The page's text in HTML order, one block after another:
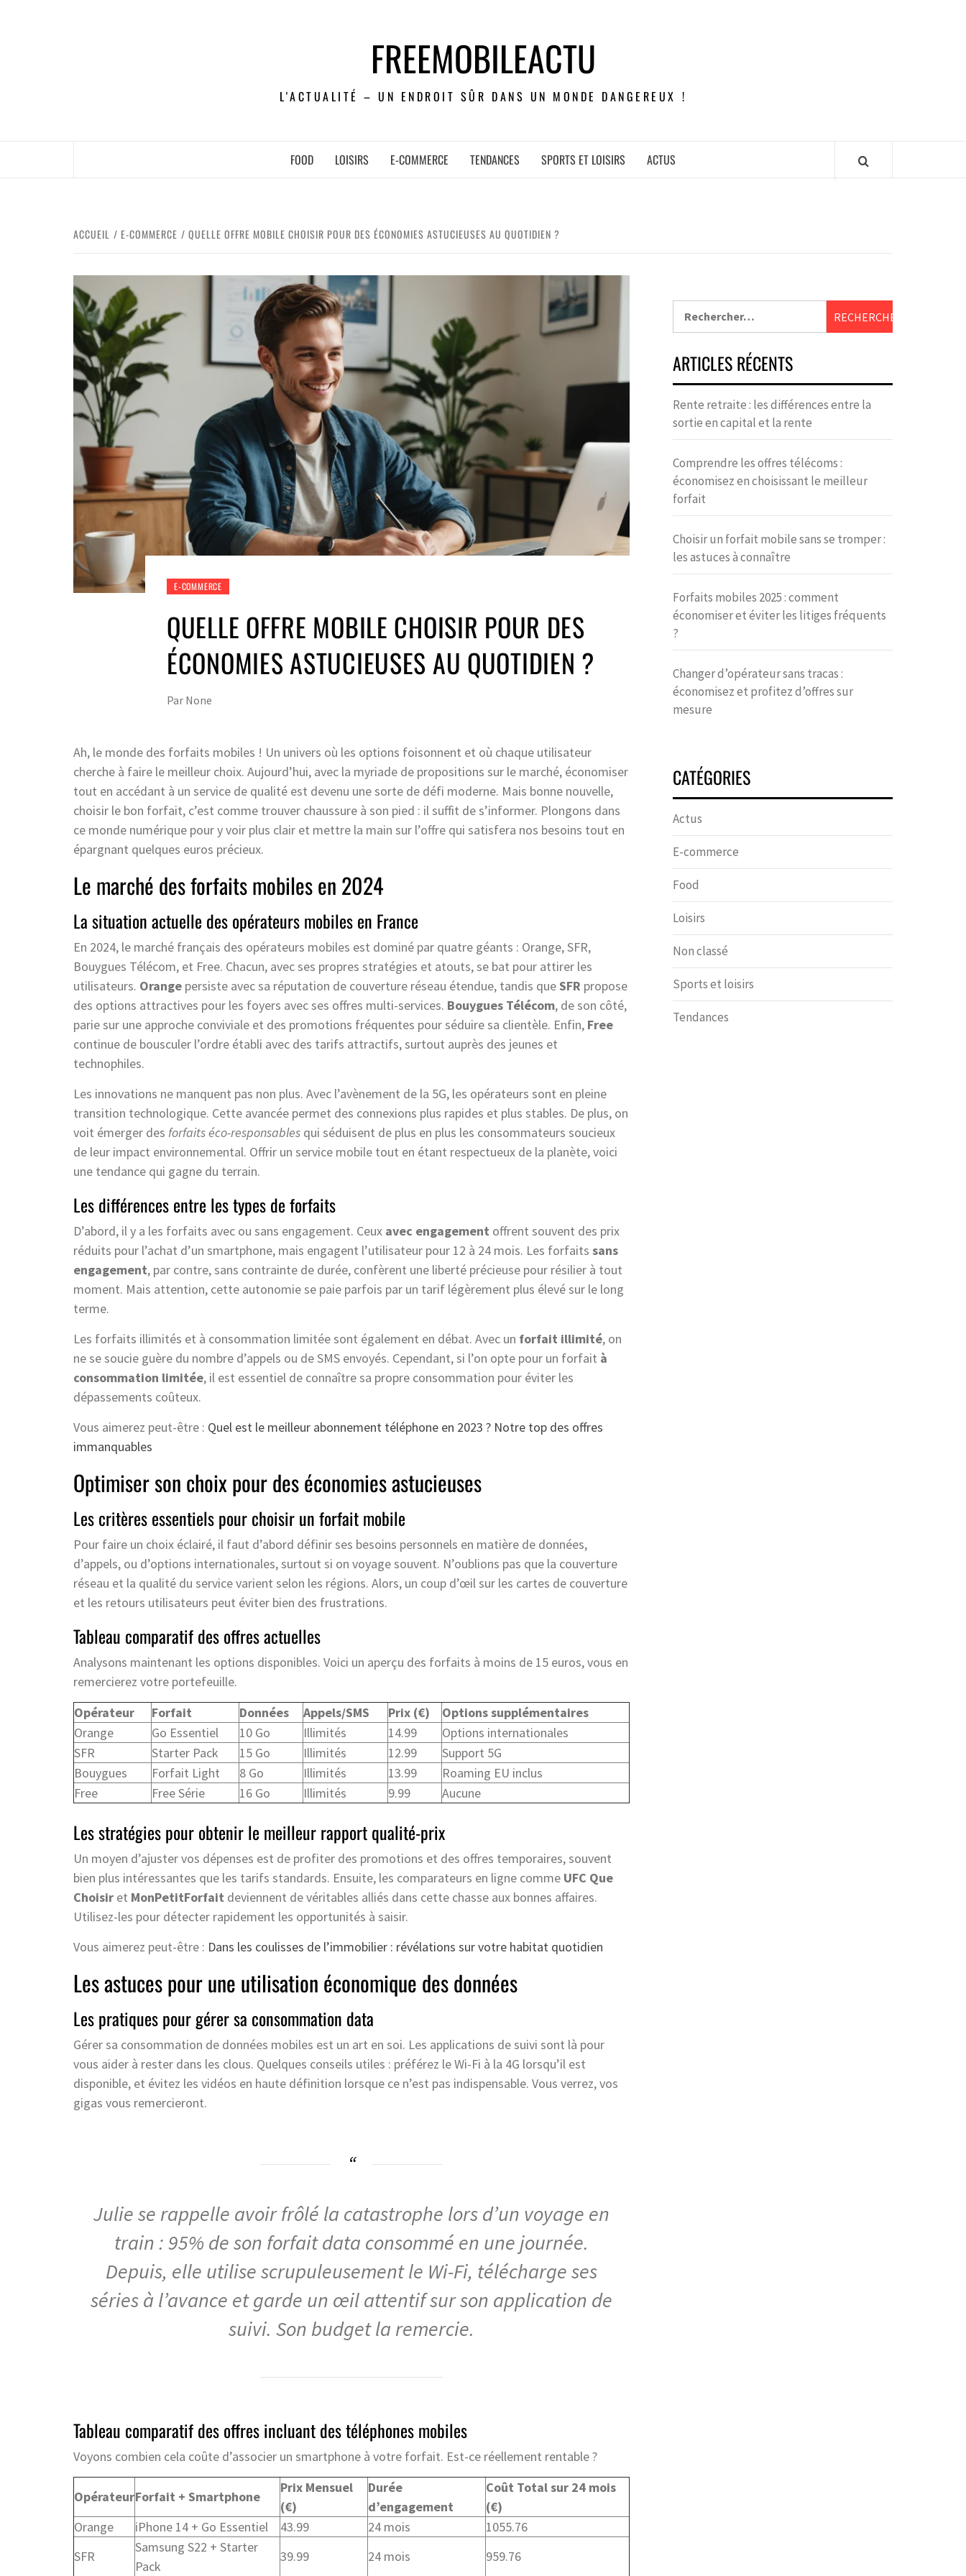
FREEMOBILEACTU
L'ACTUALITÉ – UN ENDROIT SÛR DANS UN MONDE DANGEREUX !
FOOD LOISIRS E-COMMERCE TENDANCES SPORTS ET LOISIRS ACTUS
ACCUEIL E-COMMERCE QUELLE OFFRE MOBILE CHOISIR POUR DES ÉCONOMIES ASTUCIEUSES AU QUOTIDIEN ?
E-COMMERCE
QUELLE OFFRE MOBILE CHOISIR POUR DES
ÉCONOMIES ASTUCIEUSES AU QUOTIDIEN ?
Par None
Ah, le monde des forfaits mobiles ! Un univers où les options foisonnent et où chaque utilisateur
cherche à faire le meilleur choix. Aujourd’hui, avec la myriade de propositions sur le marché, économiser
tout en accédant à un service de qualité est devenu une sorte de défi moderne. Mais bonne nouvelle,
choisir le bon forfait, c’est comme trouver chaussure à son pied : il suffit de s’informer. Plongons dans
ce monde numérique pour y voir plus clair et mettre la main sur l’offre qui satisfera nos besoins tout en
épargnant quelques euros précieux.
Le marché des forfaits mobiles en 2024
La situation actuelle des opérateurs mobiles en France
En 2024, le marché français des opérateurs mobiles est dominé par quatre géants : Orange, SFR,
Bouygues Télécom, et Free. Chacun, avec ses propres stratégies et atouts, se bat pour attirer les
utilisateurs. Orange persiste avec sa réputation de couverture réseau étendue, tandis queSFR propose
des options attractives pour les foyers avec ses offres multi-services. Bouygues Télécom, de son côté,
parie sur une approche conviviale et des promotions fréquentes pour séduire sa clientèle. Enfin, Free
continue de bousculer l’ordre établi avec des tarifs attractifs, surtout auprès des jeunes et
technophiles.
Les innovations ne manquent pas non plus. Avec l’avènement de la 5G, les opérateurs sont en pleine
transition technologique. Cette avancée permet des connexions plus rapides et plus stables. De plus, on
voit émerger des forfaits éco-responsables qui séduisent de plus en plus les consommateurs soucieux
de leur impact environnemental. Offrir un service mobile tout en étant respectueux de la planète, voici
une tendance qui gagne du terrain.
Les différences entre les types de forfaits
D’abord, il y a les forfaits avec ou sans engagement. Ceux avec engagement offrent souvent des prix
réduits pour l’achat d’un smartphone, mais engagent l’utilisateur pour 12 à 24 mois. Les forfaits sans
engagement, par contre, sans contrainte de durée, confèrent une liberté précieuse pour résilier à tout
moment. Mais attention, cette autonomie se paie parfois par un tarif légèrement plus élevé sur le long
terme.
Les forfaits illimités et à consommation limitée sont également en débat. Avec un forfait illimité, on
ne se soucie guère du nombre d’appels ou de SMS envoyés. Cependant, si l’on opte pour un forfait à
consommation limitée, il est essentiel de connaître sa propre consommation pour éviter les
dépassements coûteux.
Vous aimerez peut-être : Quel est le meilleur abonnement téléphone en 2023 ? Notre top des offres
immanquables
Optimiser son choix pour des économies astucieuses
Les critères essentiels pour choisir un forfait mobile
Pour faire un choix éclairé, il faut d’abord définir ses besoins personnels en matière de données,
d’appels, ou d’options internationales, surtout si on voyage souvent. N’oublions pas que la couverture
réseau et la qualité du service varient selon les régions. Alors, un coup d’œil sur les cartes de couverture
et les retours utilisateurs peut éviter bien des frustrations.
Tableau comparatif des offres actuelles
Analysons maintenant les options disponibles. Voici un aperçu des forfaits à moins de 15 euros, vous en
remercierez votre portefeuille.
Opérateur
Forfait Données Appels/SMS Prix (€)
Options supplémentaires
Orange
Go Essentiel 10 Go Illimités 14.99
Options internationales
SFR
Starter Pack 15 Go Illimités 12.99
Support 5G
Bouygues
Forfait Light 8 Go Illimités 13.99
Roaming EU inclus
Free
Free Série 16 Go Illimités 9.99 Aucune
Les stratégies pour obtenir le meilleur rapport qualité-prix
Un moyen d’ajuster vos dépenses est de profiter des promotions et des offres temporaires, souvent
bien plus intéressantes que les tarifs standards. Ensuite, les comparateurs en ligne comme UFC Que
Choisir et MonPetitForfait deviennent de véritables alliés dans cette chasse aux bonnes affaires.
Utilisez-les pour détecter rapidement les opportunités à saisir.
Vous aimerez peut-être : Dans les coulisses de l’immobilier : révélations sur votre habitat quotidien
Les astuces pour une utilisation économique des données
Les pratiques pour gérer sa consommation data
Gérer sa consommation de données mobiles est un art en soi. Les applications de suivi sont là pour
vous aider à rester dans les clous. Quelques conseils utiles : préférez le Wi-Fi à la 4G lorsqu’il est
disponible, et évitez les vidéos en haute définition lorsque ce n’est pas indispensable. Vous verrez, vos
gigas vous remercieront.
Julie se rappelle avoir frôlé la catastrophe lors d’un voyage en
train : 95% de son forfait data consommé en une journée.
Depuis, elle utilise scrupuleusement le Wi-Fi, télécharge ses
séries à l’avance et garde un œil attentif sur son application de
suivi. Son budget la remercie.
Tableau comparatif des offres incluant des téléphones mobiles
Voyons combien cela coûte d’associer un smartphone à votre forfait. Est-ce réellement rentable ?
OpérateurForfait + Smartphone
Prix Mensuel
(€)
Durée
d’engagement
Coût Total sur 24 mois
(€)
Orange
iPhone 14 + Go Essentiel 43.99 24 mois
1055.76
SFR
Samsung S22 + Starter
Pack
39.99 24 mois 959.76
ARTICLES RÉCENTS
Rente retraite : les différences entre la
sortie en capital et la rente
Comprendre les offres télécoms :
économisez en choisissant le meilleur
forfait
Choisir un forfait mobile sans se tromper :
les astuces à connaître
Forfaits mobiles 2025 : comment
économiser et éviter les litiges fréquents
?
Changer d’opérateur sans tracas :
économisez et profitez d’offres sur
mesure
CATÉGORIES
Actus
E-commerce
Food
Loisirs
Non classé
Sports et loisirs
Tendances